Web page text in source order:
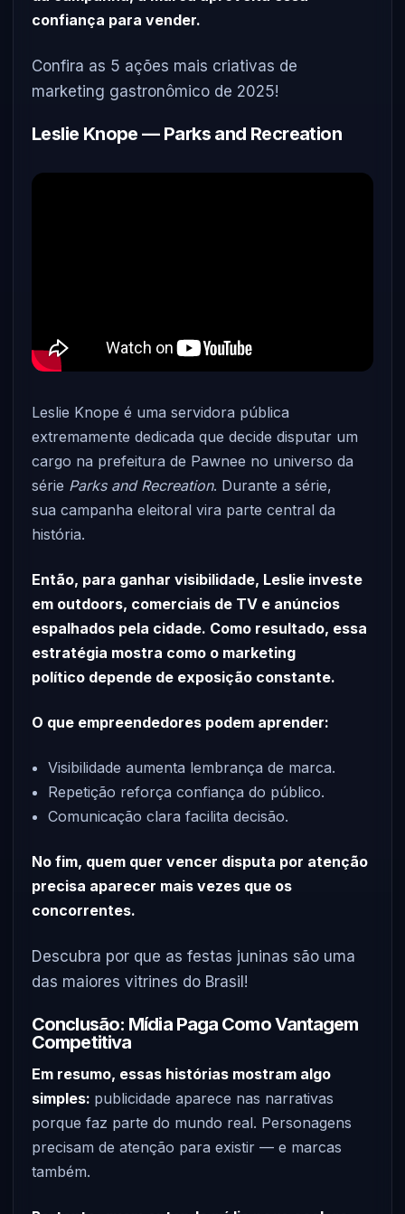
confiança para vender.
Confira as 5 ações mais criativas de
marketing gastronômico de 2025!
Leslie Knope — Parks and Recreation
Leslie Knope é uma servidora pública
extremamente dedicada que decide disputar um
cargo na prefeitura de Pawnee no universo da
série Parks and Recreation. Durante a série,
sua campanha eleitoral vira parte central da
história.
Então, para ganhar visibilidade, Leslie investe
em outdoors, comerciais de TV e anúncios
espalhados pela cidade. Como resultado, essa
estratégia mostra como o marketing
político depende de exposição constante.
O que empreendedores podem aprender:
Visibilidade aumenta lembrança de marca.
Repetição reforça confiança do público.
Comunicação clara facilita decisão.
No fim, quem quer vencer disputa por atenção
precisa aparecer mais vezes que os
concorrentes.
Descubra por que as festas juninas são uma
das maiores vitrines do Brasil!
Conclusão: Mídia Paga Como Vantagem
Competitiva
Em resumo, essas histórias mostram algo
simples: publicidade aparece nas narrativas
porque faz parte do mundo real. Personagens
precisam de atenção para existir — e marcas
também.